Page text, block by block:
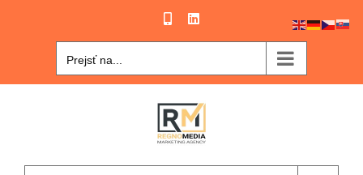
PhoneLinkedIn
Prejsť na...